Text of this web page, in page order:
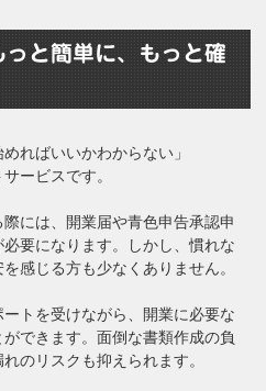
と簡単に、もっと確
ればいいかわからない」
ービスです。
には、開業届や青色申告承認申
要になります。しかし、慣れな
感じる方も少なくありません。
トを受けながら、開業に必要な
できます。面倒な書類作成の負
のリスクも抑えられます。